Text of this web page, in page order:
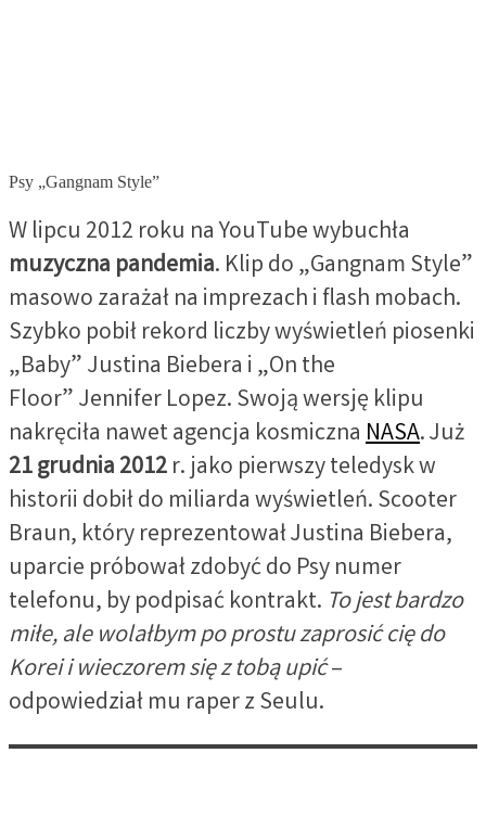
Psy „Gangnam Style”
W lipcu 2012 roku na YouTube wybuchła
muzyczna pandemia. Klip do „Gangnam Style”
masowo zarażał na imprezach i flash mobach.
Szybko pobił rekord liczby wyświetleń piosenki
„Baby” Justina Biebera i „On the
Floor” Jennifer Lopez. Swoją wersję klipu
nakręciła nawet agencja kosmicznaNASA. Już
21 grudnia 2012r. jako pierwszy teledysk w
historii dobił do miliarda wyświetleń. Scooter
Braun, który reprezentował Justina Biebera,
uparcie próbował zdobyć do Psy numer
telefonu, by podpisać kontrakt. To jest bardzo
miłe, ale wolałbym po prostu zaprosić cię do
Korei i wieczorem się z tobą upić–
odpowiedział mu raper z Seulu.